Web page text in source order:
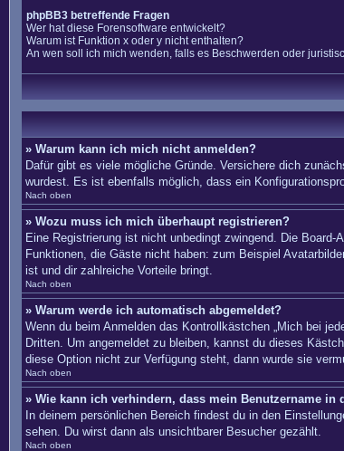
phpBB3 betreffende Fragen
Wer hat diese Forensoftware entwickelt?
Warum ist Funktion x oder y nicht enthalten?
An wen soll ich mich wenden, falls es Beschwerden oder
» Warum kann ich mich nicht anmelden?
Dafür gibt es viele mögliche Gründe. Versichere dich
wurdest. Es ist ebenfalls möglich, dass ein
Nach oben
» Wozu muss ich mich überhaupt registrieren?
Eine Registrierung ist nicht unbedingt zwingend. Die
Funktionen, die Gäste nicht haben: zum Beispiel
ist und dir zahlreiche Vorteile bringt.
Nach oben
» Warum werde ich automatisch abgemeldet?
Wenn du beim Anmelden das Kontrollkästchen „Mich bei
Dritten. Um angemeldet zu bleiben, kannst du dieses
diese Option nicht zur Verfügung steht, dann wurde sie
Nach oben
» Wie kann ich verhindern, dass mein Benutzername in
In deinem persönlichen Bereich findest du in den
sehen. Du wirst dann als unsichtbarer Besucher gezählt.
Nach oben